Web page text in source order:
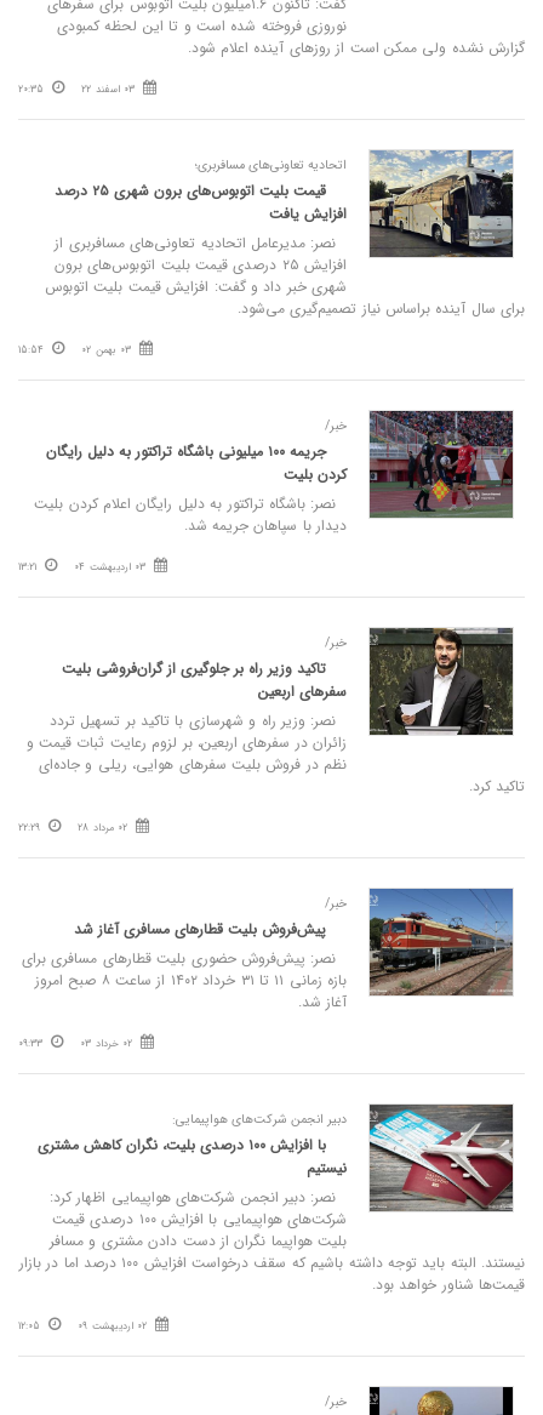
گفت: تاکنون ۱.۶میلیون بلیت اتوبوس برای سفرهای
نوروزی فروخته شده است و تا این لحظه کمبودی
گزارش نشده ولی ممکن است از روزهای آینده اعلام شود.
03 اسفند 22 20:35
اتحادیه تعاونی‌های مسافربری؛
قیمت بلیت اتوبوس‌های برون‌ شهری ۲۵ درصد
افزایش یافت
نصر: مدیرعامل اتحادیه تعاونی‌های مسافربری از
افزایش ۲۵ درصدی قیمت بلیت اتوبوس‌های برون
شهری خبر داد و گفت: افزایش قیمت بلیت اتوبوس
برای سال آینده براساس نیاز تصمیم‌گیری می‌شود.
03 بهمن 02 15:54
خبر/
جریمه ۱۰۰ میلیونی باشگاه تراکتور به دلیل رایگان
کردن بلیت
نصر: باشگاه تراکتور به دلیل رایگان اعلام کردن بلیت
دیدار با سپاهان جریمه شد.
03 اردیبهشت 04 13:21
خبر/
تاکید وزیر راه بر جلوگیری از گران‌فروشی بلیت
سفرهای اربعین
نصر: وزیر راه و شهرسازی با تاکید بر تسهیل تردد
زائران در سفرهای اربعین، بر لزوم رعایت ثبات قیمت و
نظم در فروش بلیت سفرهای هوایی، ریلی و جاده‌ای
تاکید کرد.
02 مرداد 28 22:29
خبر/
پیش‌فروش بلیت قطارهای مسافری آغاز شد
نصر: پیش‌فروش حضوری بلیت قطارهای مسافری برای
بازه زمانی ۱۱ تا ۳۱ خرداد ۱۴۰۲ از ساعت ۸ صبح امروز
آغاز شد.
02 خرداد 03 09:33
دبیر انجمن شرکت‌های هواپیمایی:
با افزایش ١٠٠ درصدی بلیت، نگران کاهش مشتری
نیستیم
نصر: دبیر انجمن شرکت‌های هواپیمایی اظهار کرد:
شرکت‌های هواپیمایی با افزایش ١٠٠ درصدی قیمت
بلیت هواپیما نگران از دست دادن مشتری و مسافر
نیستند. البته باید توجه داشته باشیم که سقف درخواست افزایش ١٠٠ درصد اما در بازار
قیمت‌ها شناور خواهد بود.
02 اردیبهشت 09 12:05
خبر/